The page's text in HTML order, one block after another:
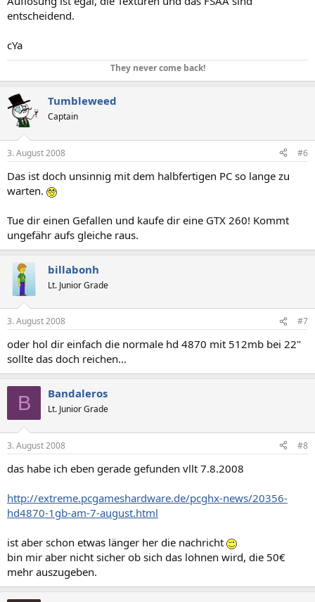
entscheidend.
cYa
They never come back!
Tumbleweed
Captain
3. August 2008 #6
Das ist doch unsinnig mit dem halbfertigen PC so lange zu
warten.
Tue dir einen Gefallen und kaufe dir eine GTX 260! Kommt
ungefähr aufs gleiche raus.
billabonh
Lt. Junior Grade
3. August 2008 #7
oder hol dir einfach die normale hd 4870 mit 512mb bei 22"
sollte das doch reichen...
B Bandaleros
Lt. Junior Grade
3. August 2008 #8
das habe ich eben gerade gefunden vllt 7.8.2008
http://extreme.pcgameshardware.de/pcghx-news/20356-
hd4870-1gb-am-7-august.html
ist aber schon etwas länger her die nachricht
bin mir aber nicht sicher ob sich das lohnen wird, die 50€
mehr auszugeben.